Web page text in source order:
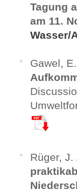
Tagung
am 11.
Wasser/
Gawel,
Rüger,